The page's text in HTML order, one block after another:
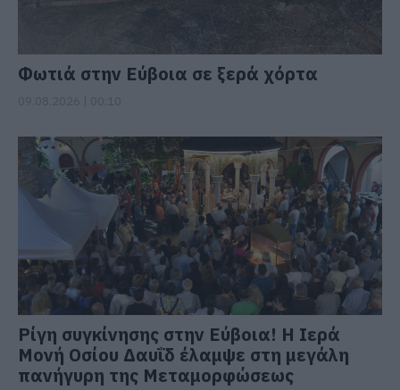
Φωτιά στην Εύβοια σε ξερά χόρτα
Ρίγη συγκίνησης στην Εύβοια! Η Ιερά
Μονή Οσίου Δαυΐδ έλαμψε στη μεγάλη
πανήγυρη της Μεταμορφώσεως